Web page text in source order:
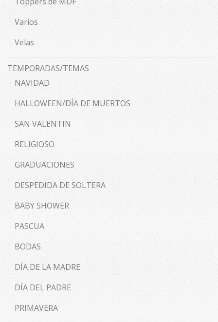
Varios
Velas
TEMPORADAS/TEMAS
NAVIDAD
HALLOWEEN/DÍA DE MUERTOS
SAN VALENTIN
RELIGIOSO
GRADUACIONES
DESPEDIDA DE SOLTERA
BABY SHOWER
PASCUA
BODAS
DÍA DE LA MADRE
DÍA DEL PADRE
PRIMAVERA